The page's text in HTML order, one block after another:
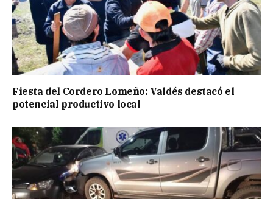
Fiesta del Cordero Lomeño: Valdés destacó el
potencial productivo local